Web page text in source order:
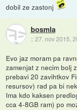
dobil ze zastonj
bosmla
::27. nov 2015,
Evo jaz moram pa
zamenjat z necim bolj
prebavi 20 zavihtkov
resursov) rad pa bi
Ima kdo kaksen
cca 4-8GB ram) po